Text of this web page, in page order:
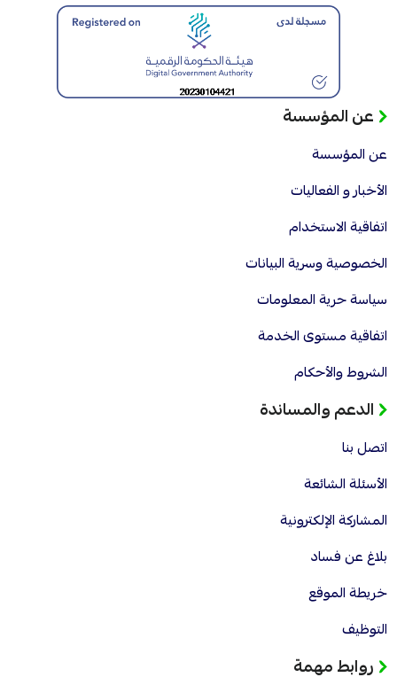
عن المؤسسة
عن المؤسسة
الأخبار و الفعاليات
اتفاقية الاستخدام
الخصوصية وسرية البيانات
سياسة حرية المعلومات
اتفاقية مستوى الخدمة
الشروط والأحكام
الدعم والمساندة
اتصل بنا
الأسئلة الشائعة
المشاركة الإلكترونية
بلاغ عن فساد
خريطة الموقع
التوظيف
روابط مهمة